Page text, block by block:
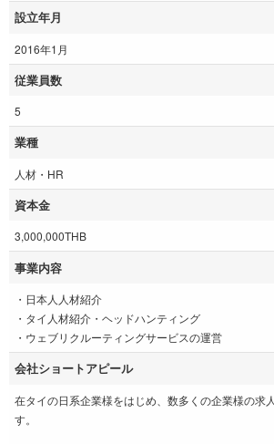
設立年月
2016年1月
従業員数
5
業種
人材・HR
資本金
3,000,000THB
事業内容
・日本人人材紹介
・タイ人材紹介・ヘッドハンティング
・ウェブリクルーティングサービスの運営
会社ショートアピール
在タイの日系企業様をはじめ、数多くの企業様の求
す。